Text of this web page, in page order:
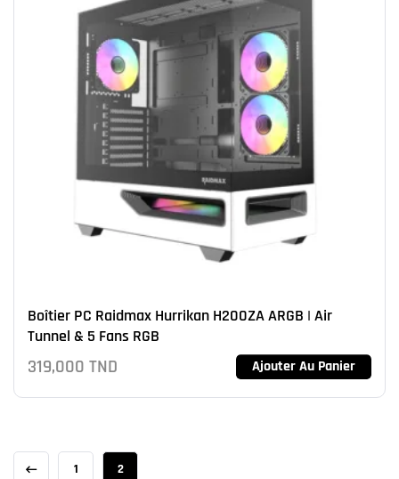
Boîtier PC Raidmax Hurrikan H200ZA ARGB | Air
Tunnel & 5 Fans RGB
319,000 TND Ajouter Au Panier
1 2